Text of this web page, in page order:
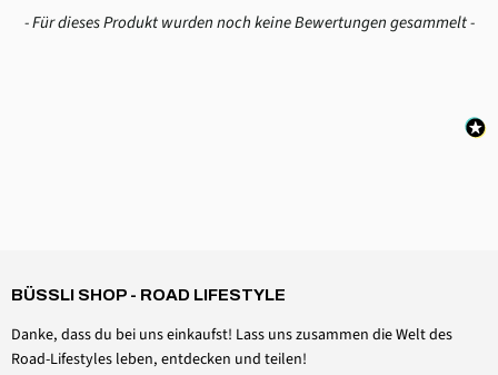
- Für dieses Produkt wurden noch keine Bewertungen gesammelt -
New content loaded
BÜSSLI SHOP - ROAD LIFESTYLE
Danke, dass du bei uns einkaufst! Lass uns zusammen die Welt des
Road-Lifestyles leben, entdecken und teilen!
TrockenFIX Wäscheständer
Hilfreich ? Ja Teilen
Facebook
Liestal, CH,